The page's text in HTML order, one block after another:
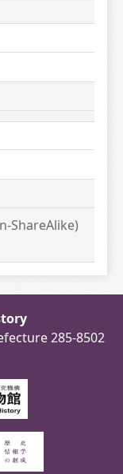
ShareAlike)
285-8502